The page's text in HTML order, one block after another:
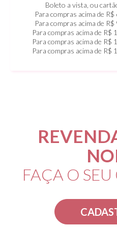
Boleto a vista, ou
Para compras acima de
Para compras acima de
Para compras acima de R$
Para compras acima de R$
Para compras acima de R$
FAÇA O